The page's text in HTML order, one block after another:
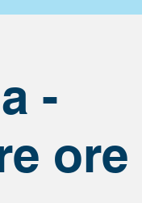
-
ore